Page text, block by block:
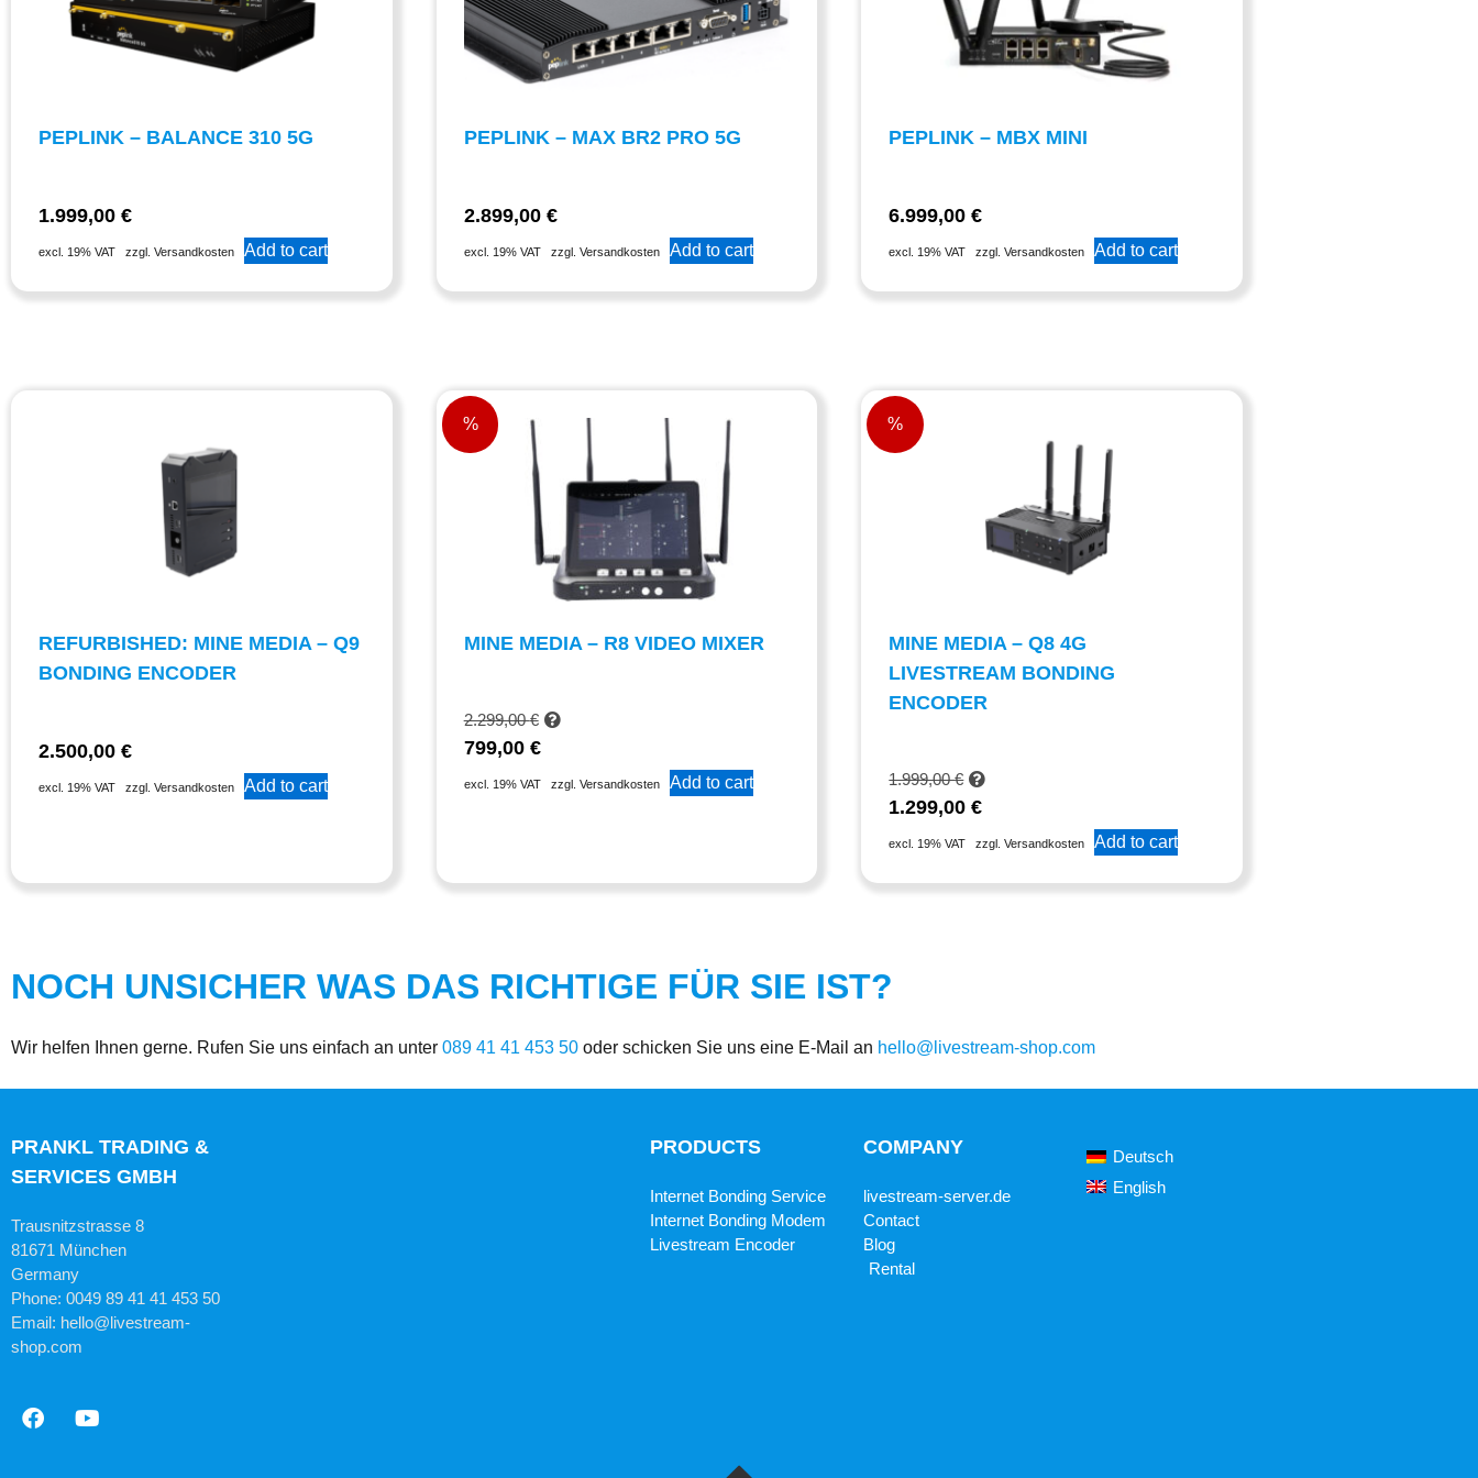
PEPLINK – BALANCE 310 5G
1.999,00 €
excl. 19% VAT zzgl. Versandkosten Add to cart
PEPLINK – MAX BR2 PRO 5G
2.899,00 €
excl. 19% VAT zzgl. Versandkosten Add to cart
PEPLINK – MBX MINI
6.999,00€
excl. 19% VAT zzgl. Versandkosten Add to cart
REFURBISHED: MINE MEDIA – Q9
BONDING ENCODER
2.500,00 €
excl. 19% VAT zzgl. Versandkosten Add to cart
%
MINE MEDIA – R8 VIDEO MIXER
2.299,00€
799,00 €
excl. 19% VAT zzgl. Versandkosten Add to cart
%
MINE MEDIA – Q8 4G
LIVESTREAM BONDING
ENCODER
1.999,00€
1.299,00€
excl. 19% VAT zzgl. Versandkosten Add to cart
NOCH UNSICHER WAS DAS RICHTIGE FÜR SIE IST?
Wir helfen Ihnen gerne. Rufen Sie uns einfach an unter 089 41 41 453 50 oder schicken Sie uns eine E-Mail an hello@livestream-shop.com
PRANKL TRADING &
SERVICES GMBH
Trausnitzstrasse 8
81671 München
Germany
Phone: 0049 89 41 41 453 50
Email: hello@livestream-
shop.com
PRODUCTS
Internet Bonding Service
Internet Bonding Modem
Livestream Encoder
COMPANY
livestream-server.de
Contact
Blog
Rental
Deutsch
English